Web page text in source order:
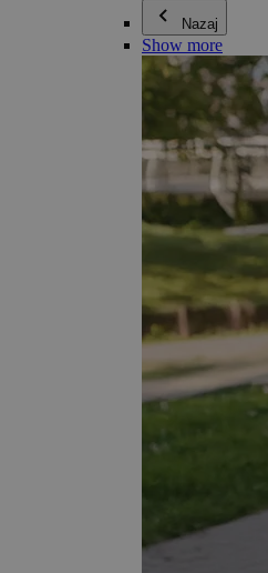
Nazaj
Show more